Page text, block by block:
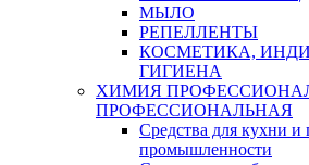
МЫЛО
РЕПЕЛЛЕНТЫ
КОСМЕТИКА,
ГИГИЕНА
ХИМИЯ
ПРОФЕССИОНАЛЬНАЯ
Средства для кухни
промышленности